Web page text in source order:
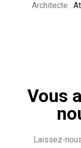
Architecte :
Vous
Laissez-